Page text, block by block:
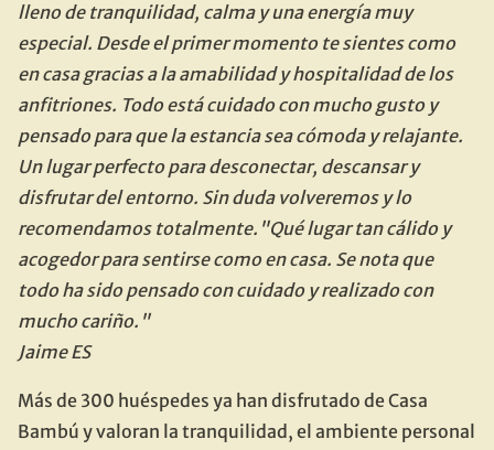
lleno de tranquilidad, calma y una energía muy
especial. Desde el primer momento te sientes como
en casa gracias a la amabilidad y hospitalidad de los
anfitriones. Todo está cuidado con mucho gusto y
pensado para que la estancia sea cómoda y relajante.
Un lugar perfecto para desconectar, descansar y
disfrutar del entorno. Sin duda volveremos y lo
recomendamos totalmente."Qué lugar tan cálido y
acogedor para sentirse como en casa. Se nota que
todo ha sido pensado con cuidado y realizado con
mucho cariño."
Jaime ES
Más de 300 huéspedes ya han disfrutado de Casa
Bambú y valoran la tranquilidad, el ambiente personal